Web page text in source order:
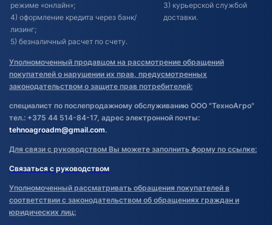
режиме «онлайн»;
4) оформление кредита через банк/
лизинг;
5) безналичный расчет по счету.
3) курьерской службой
доставки.
Уполномоченный продавцом на рассмотрение обращений
покупателей о нарушении их прав, предусмотренных
законодательством о защите прав потребителей:
специалист по послепродажному обслуживанию ООО "ТехноАгро"
тел.: +375 44 514-84-17, адрес электронной почты:
tehnoagroadm@gmail.com.
Для связи с руководством Вы можете заполнить форму по ссылке:
Связаться с руководством
Уполномоченный рассматривать обращения покупателей в
соответствии с законодательством об обращениях граждан и
юридических лиц: